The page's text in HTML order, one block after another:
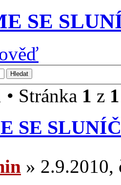
SE
Stránka 1 z 1
SE
» 2.9.2010,